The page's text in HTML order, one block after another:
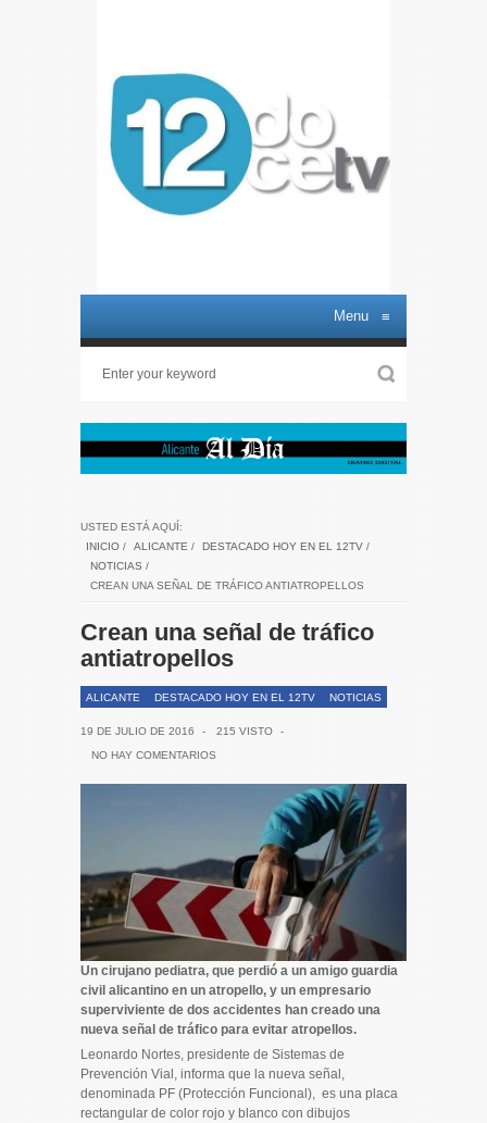
Menu ≡
USTED ESTÁ AQUÍ:
INICIO / ALICANTE / DESTACADO HOY EN EL 12TV /
NOTICIAS /
CREAN UNA SEÑAL DE TRÁFICO ANTIATROPELLOS
Crean una señal de tráfico
antiatropellos
ALICANTE DESTACADO HOY EN EL 12TV NOTICIAS
19 DE JULIO DE 2016 - 215 VISTO
-
NO HAY COMENTARIOS
Un cirujano pediatra, que perdió a un amigo guardia
civil alicantino en un atropello, y un empresario
superviviente de dos accidentes han creado una
nueva señal de tráfico para evitar atropellos.
Leonardo Nortes, presidente de Sistemas de
Prevención Vial, informa que la nueva señal,
denominada PF (Protección Funcional), es una placa
rectangular de color rojo y blanco con dibujos